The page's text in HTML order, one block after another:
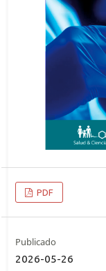
PDF
Publicado
2026-05-26